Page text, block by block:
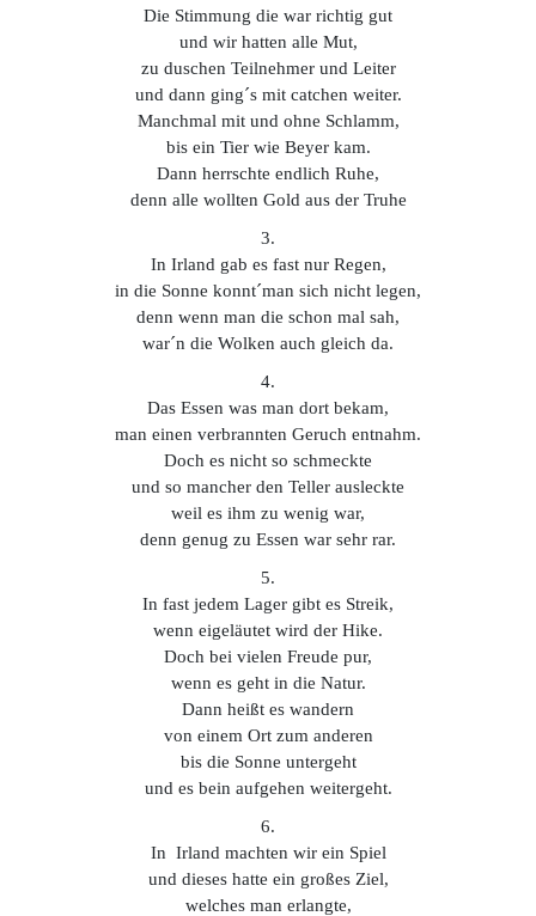
Die Stimmung die war richtig gut
und wir hatten alle Mut,
zu duschen Teilnehmer und Leiter
und dann ging´s mit catchen weiter.
Manchmal mit und ohne Schlamm,
bis ein Tier wie Beyer kam.
Dann herrschte endlich Ruhe,
denn alle wollten Gold aus der Truhe
3.
In Irland gab es fast nur Regen,
in die Sonne konnt´man sich nicht legen,
denn wenn man die schon mal sah,
war´n die Wolken auch gleich da.
4.
Das Essen was man dort bekam,
man einen verbrannten Geruch entnahm.
Doch es nicht so schmeckte
und so mancher den Teller ausleckte
weil es ihm zu wenig war,
denn genug zu Essen war sehr rar.
5.
In fast jedem Lager gibt es Streik,
wenn eigeläutet wird der Hike.
Doch bei vielen Freude pur,
wenn es geht in die Natur.
Dann heißt es wandern
von einem Ort zum anderen
bis die Sonne untergeht
und es bein aufgehen weitergeht.
6.
In Irland machten wir ein Spiel
und dieses hatte ein großes Ziel,
welches man erlangte,